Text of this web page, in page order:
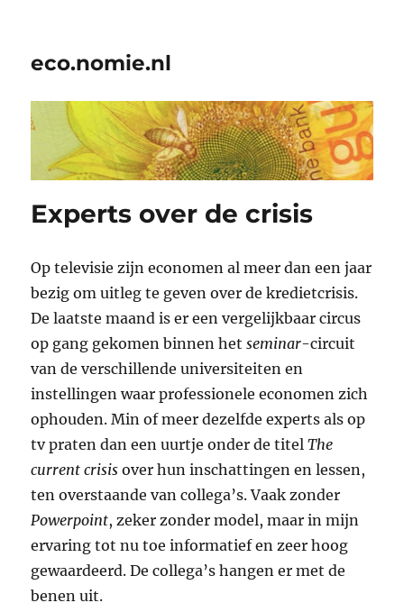
eco.nomie.nl
Experts over de crisis
Op televisie zijn economen al meer dan een jaar
bezig om uitleg te geven over de kredietcrisis.
De laatste maand is er een vergelijkbaar circus
op gang gekomen binnen hetseminar-circuit
van de verschillende universiteiten en
instellingen waar professionele economen zich
ophouden. Min of meer dezelfde experts als op
tv praten dan een uurtje onder de titelThe
current crisis over hun inschattingen en lessen,
ten overstaande van collega’s. Vaak zonder
Powerpoint, zeker zonder model, maar in mijn
ervaring tot nu toe informatief en zeer hoog
gewaardeerd. De collega’s hangen er met de
benen uit.